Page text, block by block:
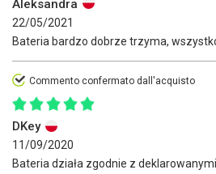
Aleksandra
22/05/2021
Bateria bardzo dobrze trzyma,
Commento confermato dall'acquisto
DKey
11/09/2020
Bateria działa zgodnie z